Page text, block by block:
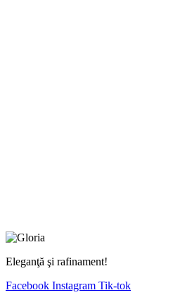
Eleganţă şi rafinament!
Facebook Instagram Tik-tok